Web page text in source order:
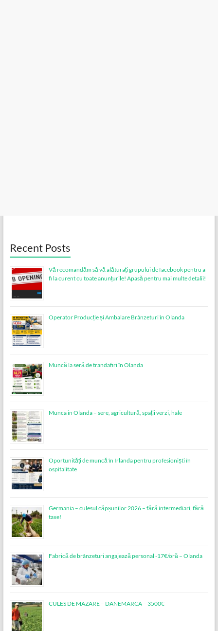
Recent Posts
Vă recomandăm să vă alăturați grupului de facebook pentru a
fi la curent cu toate anunțurile! Apasă pentru mai multe detalii!
Operator Producție și Ambalare Brânzeturi în Olanda
Muncă la seră de trandafiri în Olanda
Munca in Olanda – sere, agricultură, spații verzi, hale
Oportunități de muncă în Irlanda pentru profesioniști în
ospitalitate
Germania – culesul căpșunilor 2026 – fără intermediari, fără
taxe!
Fabrică de brânzeturi angajează personal -17€/oră – Olanda
CULES DE MAZARE – DANEMARCA – 3500€